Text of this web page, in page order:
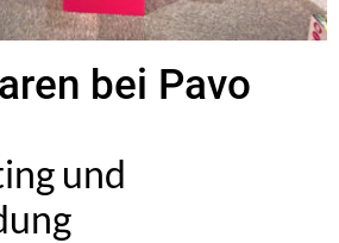
bei Pavo
und